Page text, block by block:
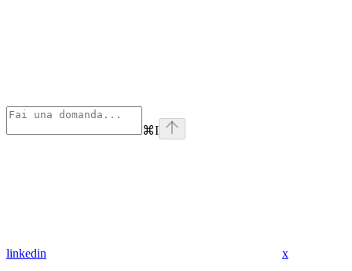
⌘I
linkedin x